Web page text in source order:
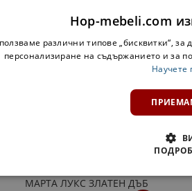
МАРТА ЛУКС ЗЛАТЕН ДЪБ
Hop-mebeli.com
различни типове „бисквитки“,
персонализиране на съдържанието и за
Научете